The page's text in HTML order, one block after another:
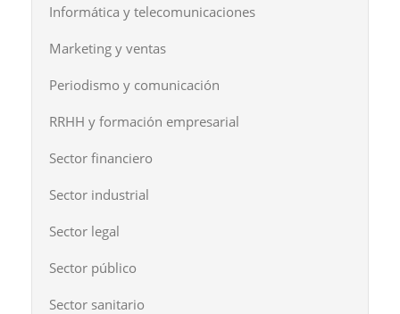
Informática y telecomunicaciones
Marketing y ventas
Periodismo y comunicación
RRHH y formación empresarial
Sector financiero
Sector industrial
Sector legal
Sector público
Sector sanitario